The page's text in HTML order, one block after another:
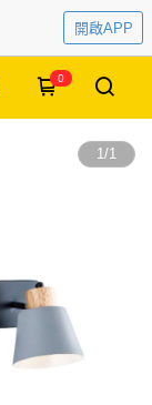
開啟APP
0
1/1